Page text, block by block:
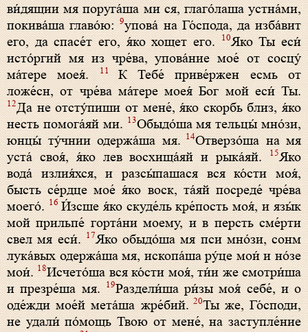
ви́дящии мя поруга́ша ми ся, глаго́лаша устна́ми,
покива́ша главо́ю:9упова́ на Го́спода, да изба́вит
его, да спасе́т его, я́ко хощет его.10Яко Ты еси́
исто́ргий мя из чре́ва, упова́ние мое́ от сосцу́
ма́тере моея́.11 К Тебе́ приве́ржен есмь от
ложе́сн, от чре́ва ма́тере моея́ Бог мой еси́ Ты.
12Да не отсту́пиши от мене́, я́ко скорбь близ, я́ко
несть помога́яй ми.13Обыдо́ша мя тельцы́ мно́зи,
юнцы́ ту́чнии одержа́ша мя.14Отверзо́ша на мя
уста́ своя́, я́ко лев восхища́яй и рыка́яй. 15Яко
вода́ излия́хся, и разсы́пашася вся ко́сти моя́,
бысть се́рдце мое́ я́ко воск, та́яй посреде́ чре́ва
моего́. 16 И́зсше я́ко скуде́ль кре́пость моя́, и язы́к
мой прильпе́ горта́ни моему, и в персть сме́рти
свел мя еси́. 17Яко обыдо́ша мя пси мно́зи, сонм
лука́вых одержа́ша мя, ископа́ша ру́це мои́ и но́зе
мои́.18Исчето́ша вся ко́сти моя́, ти́и же смотри́ша
и презре́ша мя. 19Раздели́ша ри́зы моя́ себе́, и о
оде́жди мое́й мета́ша жре́бий.20Ты же, Го́споди,
не удали́ по́мощь Твою от мене́, на заступле́ние